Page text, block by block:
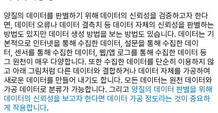
양질의 데이터를 판별하기 위해 데이터의 신뢰성을 검증하고자 한다
면, 데이터 오류나 데이터 결측치 등 데이터 자체의 신뢰성을 판별하는
방법도 있지만 데이터 생성 방법을 보는 방법도 있습니다. 데이터는 기
본적으로 인터넷을 통해 수집한 데이터, 설문을 통해 수집한 데이
터, 센서를 통해 수집한 데이터, 웹/앱 로그를 통해 수집한 데이터 등
그 원천이 매우 다양합니다. 또한 수집한 데이터를 단순히 이용하지 않
고 아래 그림처럼 다른 데이터와 결합하거나 데이터 자체를 가공하여
새로운 데이터를 만들어 내기도 합니다. 모든 데이터는 원천 데이터와
가공 데이터로 분류가 가능합니다. 그리고 양질의 데이터 판별을 위해
데이터의 신뢰성을 보고자 한다면 데이터 가공 정도라는 것이 중요하
게 작용합니다.